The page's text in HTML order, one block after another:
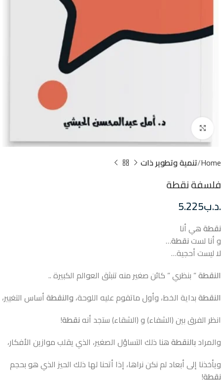
Click to enlarge
Home تنمية وتطوير ذات
فلسفة نقطة
.د.ب5.225
نقطةهي أنا
و أنا لستنقطة…
لا ليست أحجية…
النقطة” بنظري ” كائن صغير منه تنبثق العوالم الكبيرة ..
النقطةبداية الخط، وأول ماتقوم عليه اللوحة، والنقطةأساس التغيير،
انظر الفرق بين (الشفاء) و (الشقاء) ستجد أنهنقطة!
والمراد بالنقطةهنا ذلك التساؤل الصغير، الذي يقلب موازين الأفكار،
ويأخذنا إلى أبعاد لم نكن نراها، إذا أتحنا لها ذلك الحيز الذي هو بحجم
نقطة!